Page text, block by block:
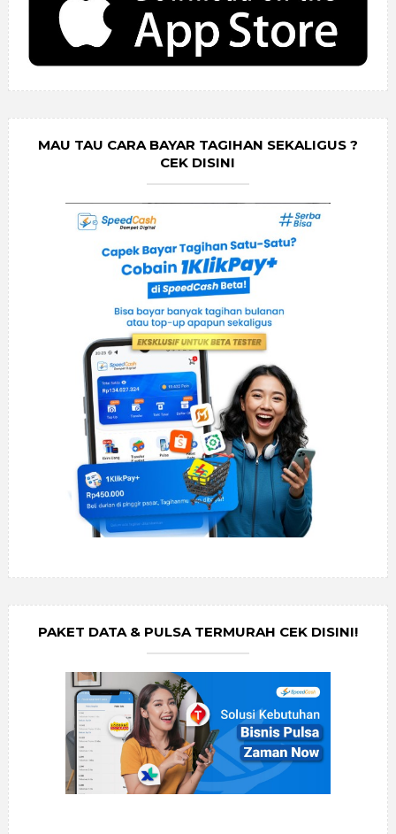
MAU TAU CARA BAYAR TAGIHAN SEKALIGUS ?
CEK DISINI
PAKET DATA & PULSA TERMURAH CEK DISINI!